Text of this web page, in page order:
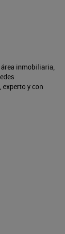
área inmobiliaria,
y con